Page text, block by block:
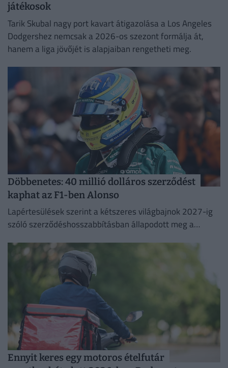
játékosok
Tarik Skubal nagy port kavart átigazolása a Los Angeles
Dodgershez nemcsak a 2026-os szezont formálja át,
hanem a liga jövőjét is alapjaiban rengetheti meg.
Döbbenetes: 40 millió dolláros szerződést
kaphat az F1-ben Alonso
Lapértesülések szerint a kétszeres világbajnok 2027-ig
szóló szerződéshosszabbításban állapodott meg a
Ennyit keres egy motoros ételfutár